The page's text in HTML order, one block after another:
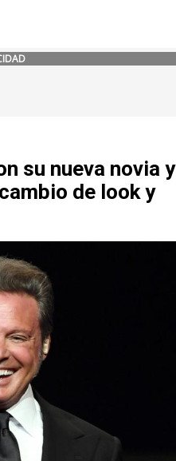
su nueva novia y
de look y